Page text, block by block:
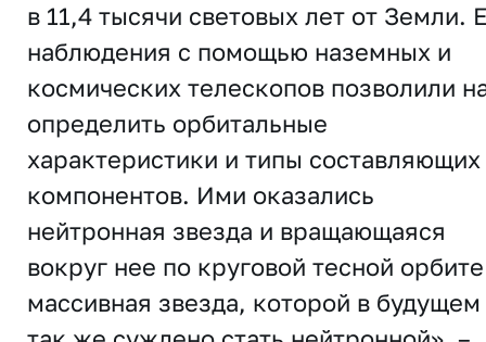
в 11,4 тысячи световых лет от Земли.
наблюдения с помощью наземных и
космических телескопов позволили
определить орбитальные
характеристики и типы
компонентов. Ими оказались
нейтронная звезда и вращающаяся
вокруг нее по круговой тесной орбите
массивная звезда, которой в будущем